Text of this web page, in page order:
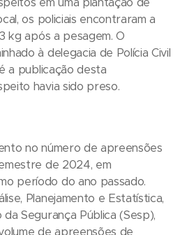
os policiais encontraram a
kg após a pesagem. O
à delegacia de Polícia Civil
a publicação desta
havia sido preso.
no número de apreensões
de 2024, em
período do ano passado.
Planejamento e Estatística,
Segurança Pública (Sesp),
de apreensões de